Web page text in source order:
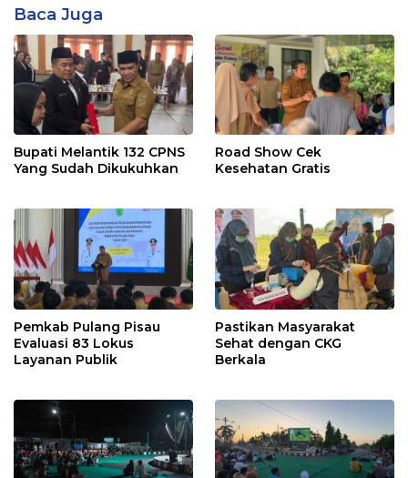
Baca Juga
Bupati Melantik 132 CPNS
Yang Sudah Dikukuhkan
Road Show Cek
Kesehatan Gratis
Pemkab Pulang Pisau
Evaluasi 83 Lokus
Layanan Publik
Pastikan Masyarakat
Sehat dengan CKG
Berkala